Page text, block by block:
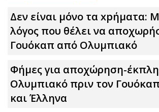
Δεν είναι μόνο τα xpήματα:
λόγος που θέλει να
Γουόκαπ από Ολυμπιακό
Φήμες για αποχώρηση-
Ολυμπιακό πριν τον
και Έλληνα